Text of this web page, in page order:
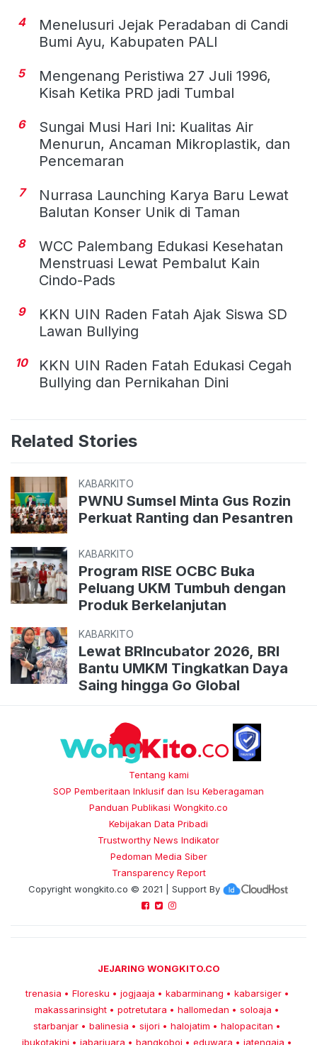
4
Menelusuri Jejak Peradaban di Candi
Bumi Ayu, Kabupaten PALI
5
Mengenang Peristiwa 27 Juli 1996,
Kisah Ketika PRD jadi Tumbal
6
Sungai Musi Hari Ini: Kualitas Air
Menurun, Ancaman Mikroplastik, dan
Pencemaran
7
Nurrasa Launching Karya Baru Lewat
Balutan Konser Unik di Taman
8
WCC Palembang Edukasi Kesehatan
Menstruasi Lewat Pembalut Kain
Cindo-Pads
9
KKN UIN Raden Fatah Ajak Siswa SD
Lawan Bullying
10
KKN UIN Raden Fatah Edukasi Cegah
Bullying dan Pernikahan Dini
Related Stories
KABARKITO
PWNU Sumsel Minta Gus Rozin
Perkuat Ranting dan Pesantren
KABARKITO
Program RISE OCBC Buka
Peluang UKM Tumbuh dengan
Produk Berkelanjutan
KABARKITO
Lewat BRIncubator 2026, BRI
Bantu UMKM Tingkatkan Daya
Saing hingga Go Global
Tentang kami
SOP Pemberitaan Inklusif dan Isu Keberagaman
Panduan Publikasi Wongkito.co
Kebijakan Data Pribadi
Trustworthy News Indikator
Pedoman Media Siber
Transparency Report
Copyright wongkito.co © 2021 | Support By
JEJARING WONGKITO.CO
trenasia • Floresku • jogjaaja • kabarminang • kabarsiger •
makassarinsight • potretutara • hallomedan • soloaja •
starbanjar • balinesia • sijori • halojatim • halopacitan •
ibukotakini • jabarjuara • bangkoboi • eduwara • jatengaja •